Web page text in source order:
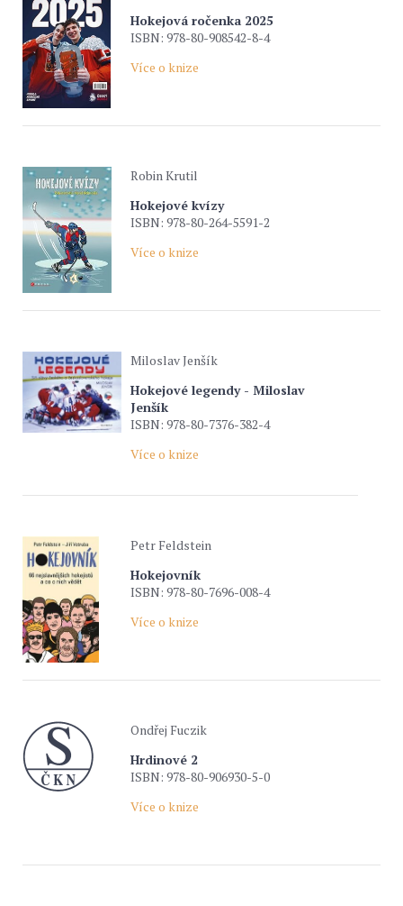
Hokejová ročenka 2025
ISBN: 978-80-908542-8-4
Více o knize
Robin Krutil
Hokejové kvízy
ISBN: 978-80-264-5591-2
Více o knize
Miloslav Jenšík
Hokejové legendy - Miloslav
Jenšík
ISBN: 978-80-7376-382-4
Více o knize
Petr Feldstein
Hokejovník
ISBN: 978-80-7696-008-4
Více o knize
Ondřej Fuczik
Hrdinové 2
ISBN: 978-80-906930-5-0
Více o knize